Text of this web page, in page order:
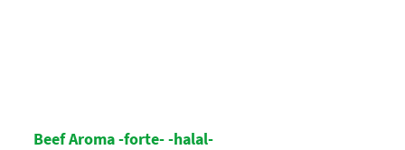
Beef Aroma -forte- -halal-